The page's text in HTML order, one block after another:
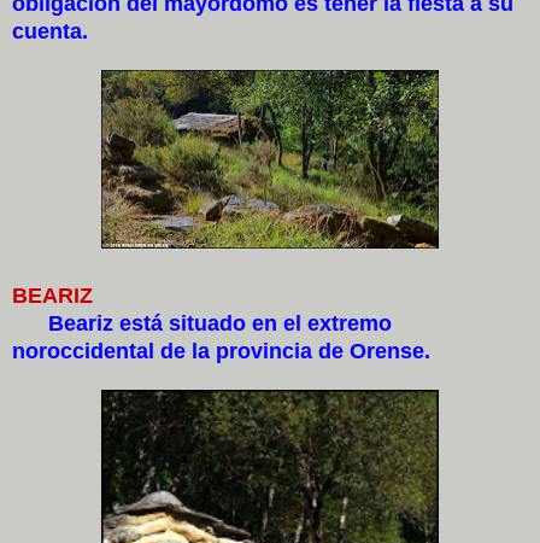
cuenta.
BEARIZ
Beariz está situado en el extremo
noroccidental de la provincia de Orense.